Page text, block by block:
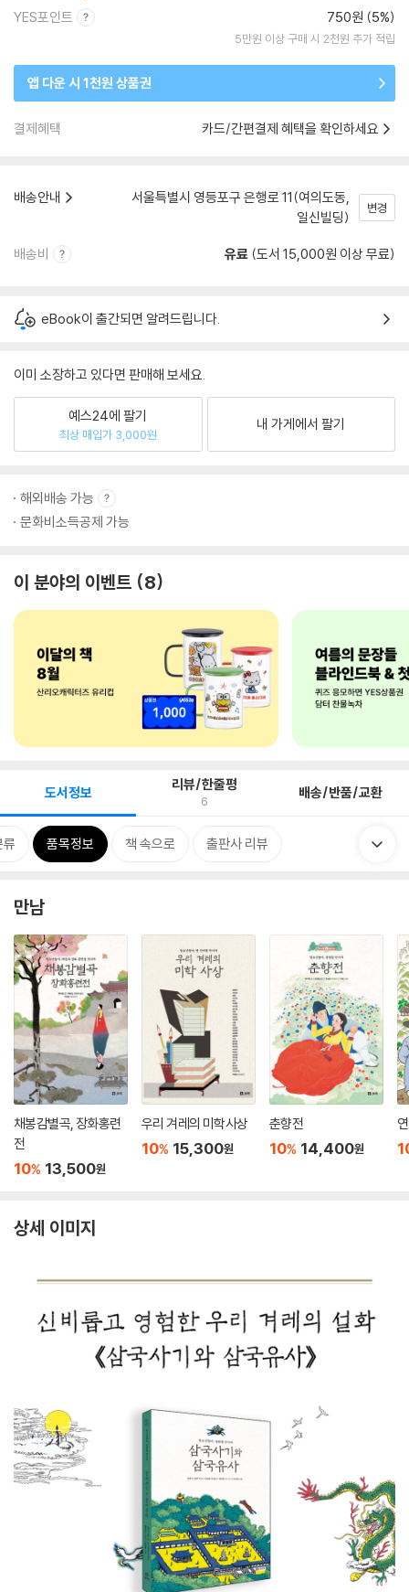
YES포인트 750원 (5%)
5만원 이상 구매 시 2천원 추가 적립
앱 다운 시 1천원 상품권
결제혜택 카드/간편결제 혜택을 확인하세요
배송안내
서울특별시 영등포구 은행로 11(여의도동,
일신빌딩)
변경
배송비 유료 (도서 15,000원 이상 무료)
eBook이 출간되면 알려드립니다.
이미 소장하고 있다면 판매해 보세요.
예스24에 팔기
최상 매입가 3,000원
내 가게에서 팔기
해외배송 가능
문화비소득공제 가능
이 분야의 이벤트 8
도서정보 리뷰/한줄평
6 배송/반품/교환
류 품목정보 책 속으로 출판사 리뷰
만남
채봉감별곡, 장화홍련
전
10% 13,500원
우리 겨레의 미학사상
10% 15,300원
춘향전
10% 14,400원
상세 이미지